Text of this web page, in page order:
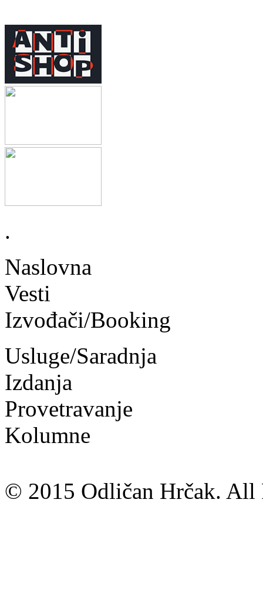
.
Naslovna
Vesti
Izvođači/Booking
Usluge/Saradnja
Izdanja
Provetravanje
Kolumne
© 2015 Odličan Hrčak. All